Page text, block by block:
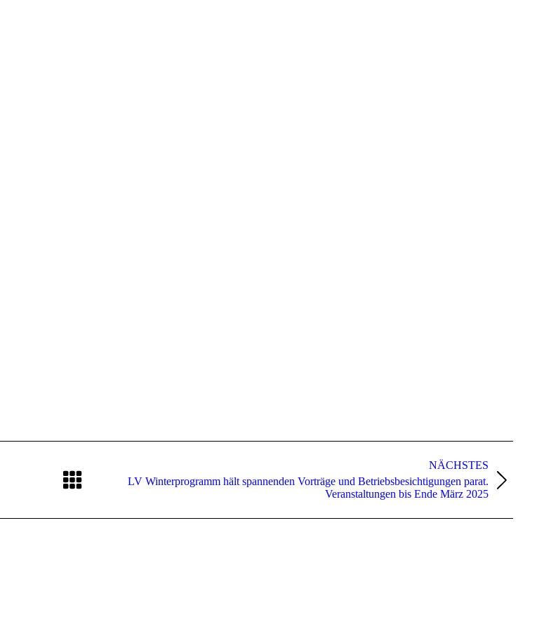
NÄCHSTES
NächsterLV Winterprogramm hält spannenden Vorträge und Betriebsbesichtigungen parat.
Veranstaltungen bis Ende März 2025